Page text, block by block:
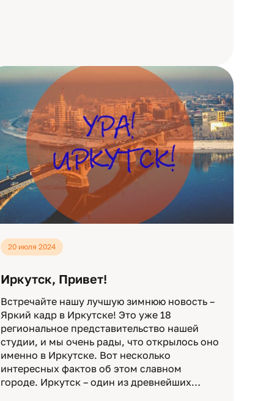
20 июля 2024
Иркутск, Привет!
Встречайте нашу лучшую зимнюю новость –
Яркий кадр в Иркутске! Это уже 18
региональное представительство нашей
студии, и мы очень рады, что открылось оно
именно в Иркутске. Вот несколько
интересных фактов об этом славном
городе. Иркутск – один из древнейших…